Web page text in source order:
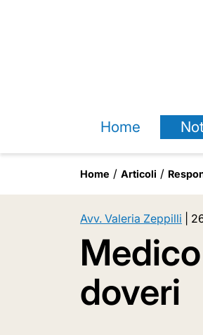
Home
Home Articoli
Avv. Valeria Zeppilli
doveri